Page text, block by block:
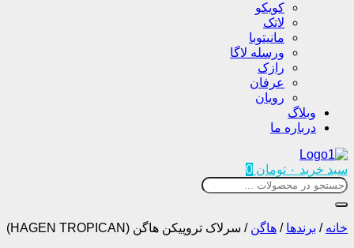
کویکو
لاتک
مانیتوبا
ورسله لاگا
رازک
عرفان
رویان
وبلاگ
درباره ما
سبد خرید ۰ تومان 0
خانه / برندها / هاگن / سرلاک تروپیکن هاگن (HAGEN TROPICAN)